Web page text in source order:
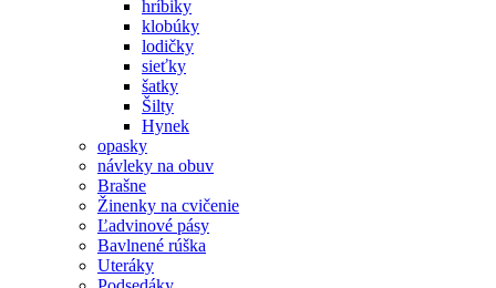
hríbiky
klobúky
lodičky
sieťky
šatky
Šilty
Hynek
opasky
návleky na obuv
Brašne
Žinenky na cvičenie
Ľadvinové pásy
Bavlnené rúška
Uteráky